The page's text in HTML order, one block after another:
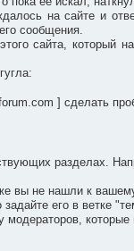
на сайте и
сообщения.
сайта,
] сделать
разделах.
не нашли к
его в ветке